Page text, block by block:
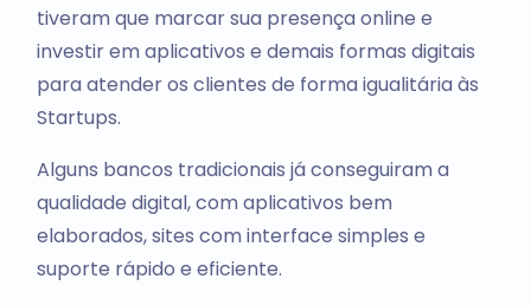
tiveram que marcar sua presença online e
investir em aplicativos e demais formas digitais
para atender os clientes de forma igualitária às
Startups.
Alguns bancos tradicionais já conseguiram a
qualidade digital, com aplicativos bem
elaborados, sites com interface simples e
suporte rápido e eficiente.